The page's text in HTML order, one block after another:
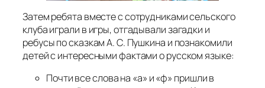
Затем ребята вместе с сотрудниками сельского
клуба играли в игры, отгадывали загадки и
ребусы по сказкам А. С. Пушкина и познакомили
детей с интересными фактами о русском языке:
Почти все слова на «а» и «ф» пришли в